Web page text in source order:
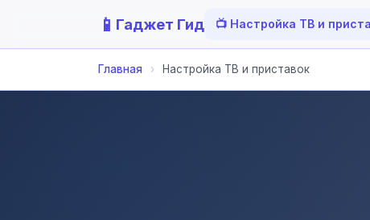
📱 Гаджет Гид 📺 Настройка ТВ и
Главная › Настройка ТВ и приставок